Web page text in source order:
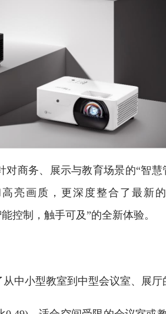
商务、展示与教育场景的“智慧
亮画质，更深度整合了最新的
控制，触手可及”的全新体验。
小型教室到中型会议室、展厅